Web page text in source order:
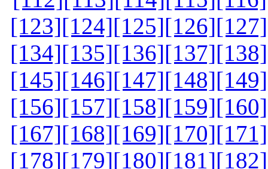
[123][124][125][126][127]
[134][135][136][137][138]
[145][146][147][148][149]
[156][157][158][159][160]
[167][168][169][170][171]
[178][179][180][181][182]